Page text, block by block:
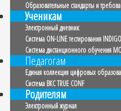
Образовательные стандарты и
Ученикам
Электронный дневник
Система ON-LINE тестирования INDIGO
Система дистанционного обучения
Педагогам
Единая коллекция цифровых
Система ВКС TRUE CONF
Родителям
Электронный журнал